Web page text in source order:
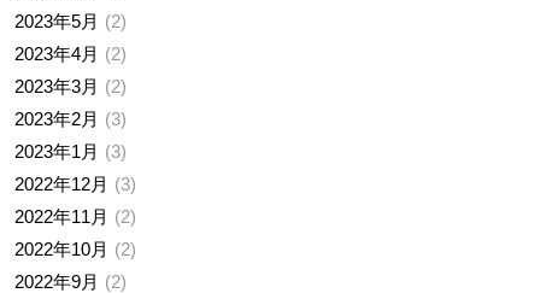
2023年5月
2
2023年4月
2
2023年3月
2
2023年2月
3
2023年1月
3
2022年12月
3
2022年11月
2
2022年10月
2
2022年9月
2